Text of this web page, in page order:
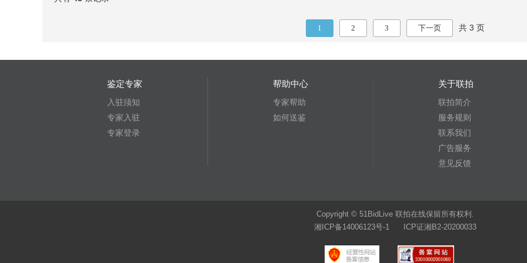
1 2 3 下一页 共 3 页
鉴定专家
入驻须知
专家入驻
专家登录
帮助中心
专家帮助
如何送鉴
关于联拍
联拍简介
服务规则
联系我们
广告服务
意见反馈
Copyright © 51BidLive 联拍在线保留所有权利.
湘ICP备14006123号-1 ICP证湘B2-20200033